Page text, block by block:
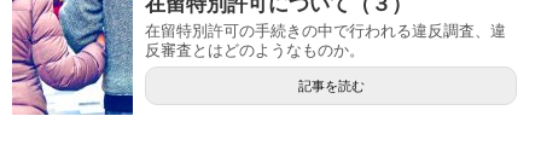
在留特別許可の手続きの中で行われる違反調査、違
反審査とはどのようなものか。
記事を読む